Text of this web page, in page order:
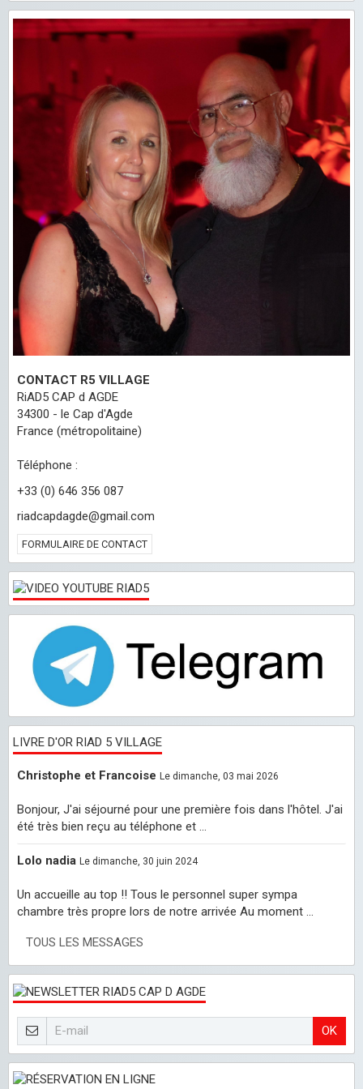
CONTACT R5 VILLAGE
RiAD5 CAP d AGDE
34300 - le Cap d'Agde
France (métropolitaine)
Téléphone :
+33 (0) 646 356 087
riadcapdagde@gmail.com
FORMULAIRE DE CONTACT
LIVRE D'OR RIAD 5 VILLAGE
Christophe et Francoise Le dimanche, 03 mai 2026
Bonjour, J'ai séjourné pour une première fois dans l'hôtel. J'ai
été très bien reçu au téléphone et ...
Lolo nadia Le dimanche, 30 juin 2024
Un accueille au top !! Tous le personnel super sympa
chambre très propre lors de notre arrivée Au moment ...
TOUS LES MESSAGES
OK